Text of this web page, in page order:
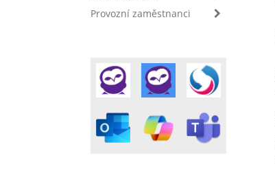
Provozní zaměstnanci